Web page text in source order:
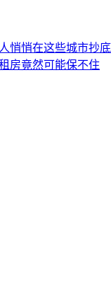
悄悄在这些城市抄底
房竟然可能保不住